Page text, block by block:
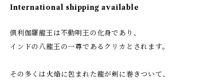
International shipping available
倶利伽羅龍王は不動明王の化身であり、
インドの八龍王の一尊であるクリカとされます。
その多くは火焔に包まれた龍が剣に巻きついて、